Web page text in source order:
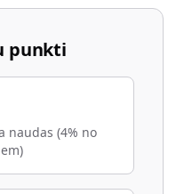
punkti
naudas (4% no